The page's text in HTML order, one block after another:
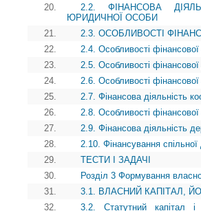
20.
2.2. ФІНАНСОВА
ЮРИДИЧНОЇ ОСОБИ
21.
2.3. ОСОБЛИВОСТІ
22.
2.4. Особливості
23.
2.5. Особливості фінансової
24.
2.6. Особливості
25.
2.7. Фінансова діяльність
26.
2.8. Особливості
27.
2.9. Фінансова діяльність
28.
2.10. Фінансування спільної
29.
ТЕСТИ І ЗАДАЧІ
30.
Розділ 3 Формування
31.
3.1. ВЛАСНИЙ КАПІТАЛ,
32.
3.2. Статутний капітал і